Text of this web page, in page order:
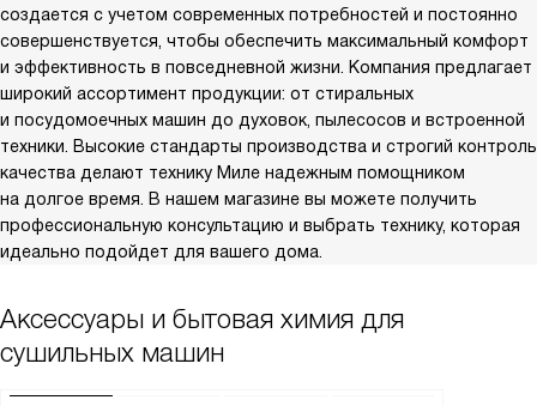
создается с учетом современных потребностей и постоянно
совершенствуется, чтобы обеспечить максимальный комфорт
и эффективность в повседневной жизни. Компания предлагает
широкий ассортимент продукции: от стиральных
и посудомоечных машин до духовок, пылесосов и встроенной
техники. Высокие стандарты производства и строгий контроль
качества делают технику Миле надежным помощником
на долгое время. В нашем магазине вы можете получить
профессиональную консультацию и выбрать технику, которая
идеально подойдет для вашего дома.
Аксессуары и бытовая химия для
сушильных машин